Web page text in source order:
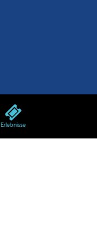
Erlebnisse